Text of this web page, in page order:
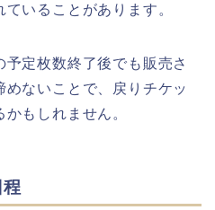
いることがあります。
定枚数終了後でも販売さ
ないことで、戻りチケッ
もしれません。
程